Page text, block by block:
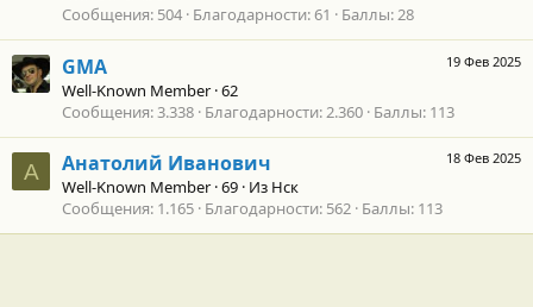
Сообщения 504 Благодарности 61 Баллы 28
19 Фев 2025
GMA
Well-Known Member ·62
Сообщения 3.338 Благодарности 2.360 Баллы 113
А
18 Фев 2025
Анатолий Иванович
Well-Known Member ·69 · Из Нск
Сообщения 1.165 Благодарности 562 Баллы 113